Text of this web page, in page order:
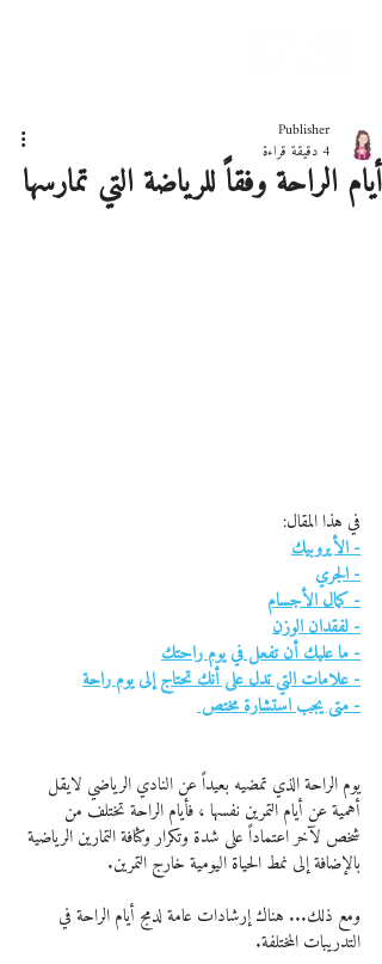
أيام الراحة وفقاً للرياضة التي تمارسها
Publisher
4 دقيقة قراءة
في هذا المقال:
- الأيروبيك
- الجري
- كمال الأجسام
- لفقدان الوزن
- ما عليك أن تفعل في يوم راحتك
- علامات التي تدل على أنك تحتاج إلى يوم راحة
- متى يجب استشارة مختص
يوم الراحة الذي تمضيه بعيداً عن النادي الرياضي لايقل
أهمية عن أيام التمرين نفسها ، فأيام الراحة تختلف من
شخص لآخر اعتماداً على شدة وتكرار وكثافة التمارين الرياضية
بالإضافة إلى نمط الحياة اليومية خارج التمرين.
ومع ذلك... هناك إرشادات عامة لدمج أيام الراحة في
التدريبات المختلفة.